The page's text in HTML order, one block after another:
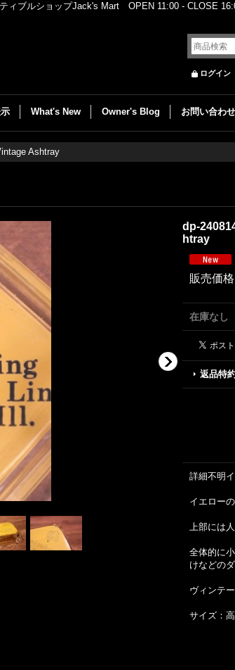
ィブルショップJack's Mart OPEN 11:00 - CLOSE
ログイン
What's New Owner's Blog お問い合わせ
Ashtray
dp-
htray
販売価格
在庫なし
返品特
詳細不明
イエロー
上部には
全体的に
けなどの
ヴィンテ
サイズ：